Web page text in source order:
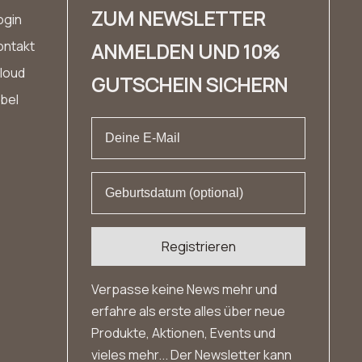
ZUM NEWSLETTER
ANMELDEN UND 10%
GUTSCHEIN SICHERN
Registrieren
Verpasse keine News mehr und
erfahre als erste alles über neue
Produkte, Aktionen, Events und
vieles mehr... Der Newsletter kann